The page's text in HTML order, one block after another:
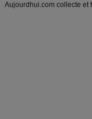
Aujourdhui.com collecte et